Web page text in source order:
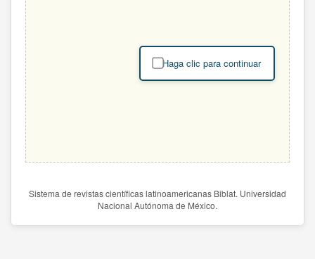
Haga clic para continuar
Sistema de revistas científicas latinoamericanas Biblat. Universidad
Nacional Autónoma de México.